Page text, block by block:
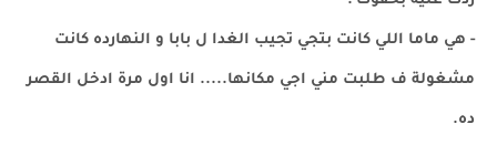
- هي ماما اللي كانت بتجي تجيب الغدا ل بابا و النهارده كانت
مشغولة ف طلبت مني اجي مكانها..... انا اول مرة ادخل القصر
ده.